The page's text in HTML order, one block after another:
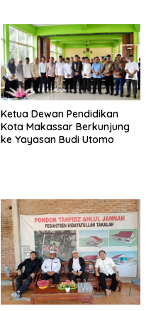
Ketua Dewan Pendidikan
Kota Makassar Berkunjung
ke Yayasan Budi Utomo